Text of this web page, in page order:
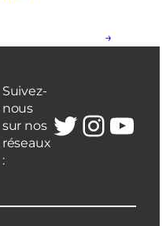
→
Suivez-
nous
sur nos
réseaux
:
Twitter